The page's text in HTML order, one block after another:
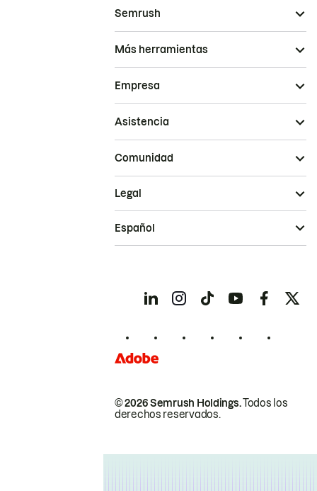
Semrush
Más herramientas
Empresa
Asistencia
Comunidad
© 2026 Semrush Holdings.Todos los
derechos reservados.
Legal
Español